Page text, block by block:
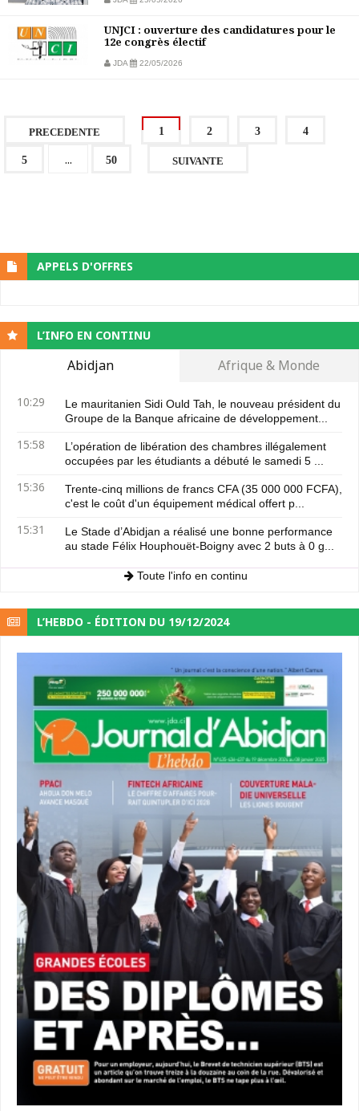
UNJCI : ouverture des candidatures pour le
12e congrès électif
JDA 22/05/2026
PRECEDENTE 1 2 3 4
5 ... 50 SUIVANTE
APPELS D'OFFRES
L’INFO EN CONTINU
Abidjan Afrique & Monde
10:29
Le mauritanien Sidi Ould Tah, le nouveau président du
Groupe de la Banque africaine de développement...
15:58
L’opération de libération des chambres illégalement
occupées par les étudiants a débuté le samedi 5 ...
15:36
Trente-cinq millions de francs CFA (35 000 000 FCFA),
c'est le coût d'un équipement médical offert p...
15:31
Le Stade d’Abidjan a réalisé une bonne performance
au stade Félix Houphouët-Boigny avec 2 buts à 0 g...
Toute l'info en continu
L’HEBDO - ÉDITION DU 19/12/2024